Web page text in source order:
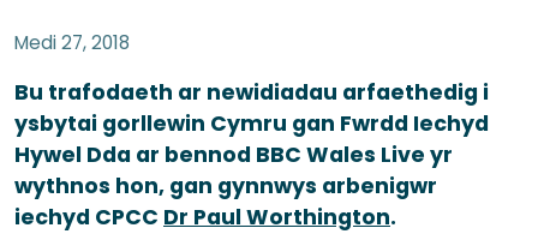
Medi 27, 2018
Bu trafodaeth ar newidiadau arfaethedig i
ysbytai gorllewin Cymru gan Fwrdd Iechyd
Hywel Dda ar bennod BBC Wales Live yr
wythnos hon, gan gynnwys arbenigwr
iechyd CPCC Dr Paul Worthington.